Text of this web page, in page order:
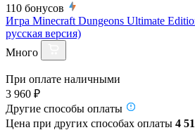
110 бонусов
Игра Minecraft Dungeons Ultimate
русская версия)
Много
При оплате наличными
3 960 ₽
Другие способы оплаты
Цена при других способах оплаты 4